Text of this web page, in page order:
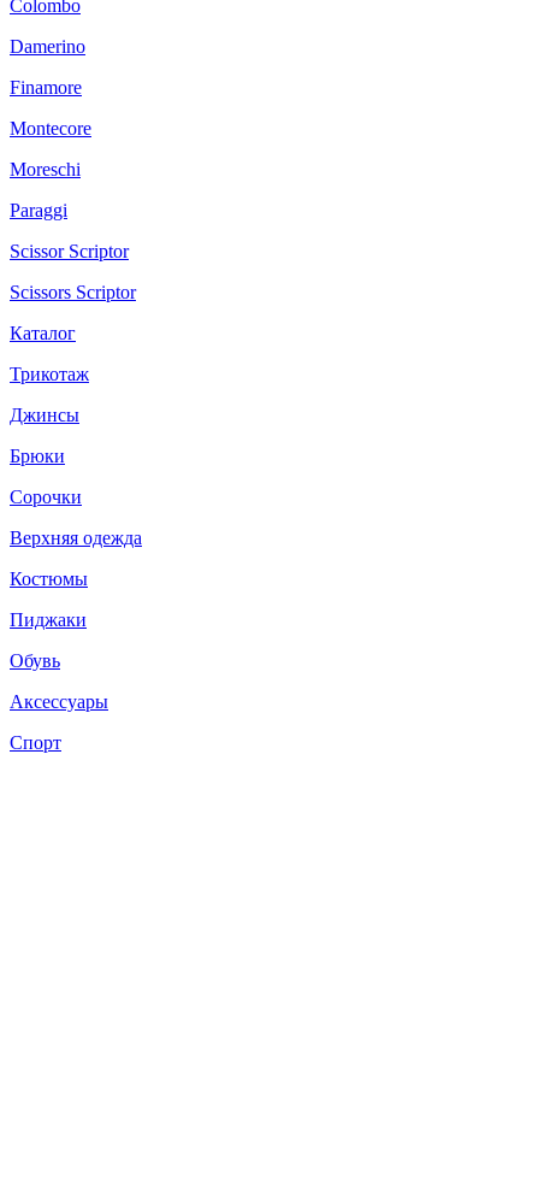
Colombo
Damerino
Finamore
Montecore
Moreschi
Paraggi
Scissor Scriptor
Scissors Scriptor
Каталог
Трикотаж
Джинсы
Брюки
Сорочки
Верхняя одежда
Костюмы
Пиджаки
Обувь
Аксессуары
Спорт